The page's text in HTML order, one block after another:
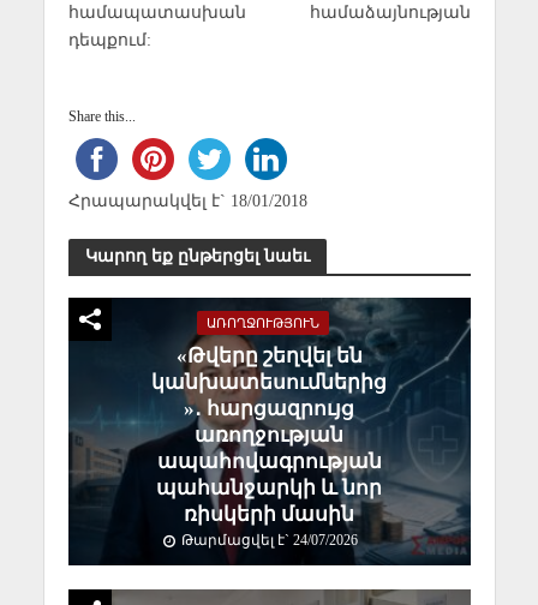
համապատասխան համաձայնության
դեպքում:
Share this...
Հրապարակվել է` 18/01/2018
Կարող եք ընթերցել նաեւ
ԱՌՈՂՋՈՒԹՅՈՒՆ
«Թվերը շեղվել են
կանխատեսումներից
»․ հարցազրույց
առողջության
ապահովագրության
պահանջարկի և նոր
ռիսկերի մասին
Թարմացվել է` 24/07/2026